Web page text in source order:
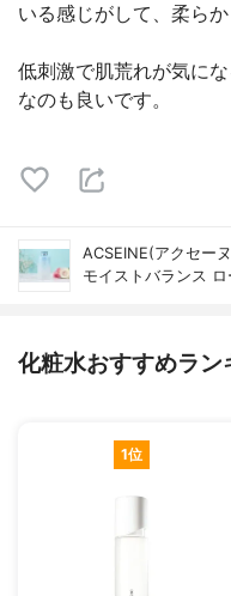
いる感じがして、柔らか
低刺激で肌荒れが気に
なのも良いです。
ACSEINE(アクセー
モイストバランス ロ
化粧水おすすめラン
1位